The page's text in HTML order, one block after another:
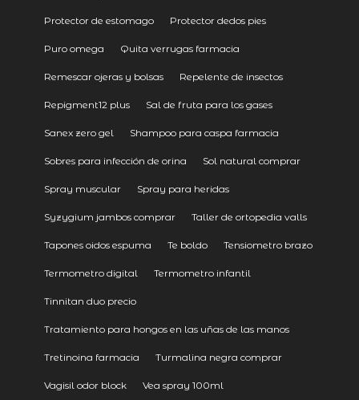
Protector de estomago Protector dedos pies
Puro omega Quita verrugas farmacia
Remescar ojeras y bolsas Repelente de insectos
Repigment12 plus Sal de fruta para los gases
Sanex zero gel Shampoo para caspa farmacia
Sobres para infección de orina Sol natural comprar
Spray muscular Spray para heridas
Syzygium jambos comprar Taller de ortopedia valls
Tapones oidos espuma Te boldo Tensiometro brazo
Termometro digital Termometro infantil
Tinnitan duo precio
Tratamiento para hongos en las uñas de las manos
Tretinoina farmacia Turmalina negra comprar
Vagisil odor block Vea spray 100ml